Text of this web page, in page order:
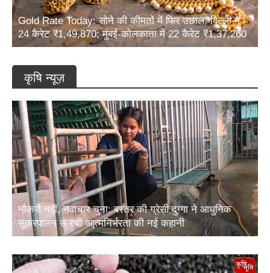
Gold Rate Today: सोने की कीमतों में फिर उछाल, दिल्ली में
24 कैरेट ₹1,49,870; मुंबई-कोलकाता में 22 कैरेट ₹1,37,260
कृषि न्यूज़
नौकरी नहीं, नवाचार चुना: बस्तर की ग्रेसी दुग्गा ने आधुनिक
सूकरपालन से रची आत्मनिर्भरता की नई कहानी